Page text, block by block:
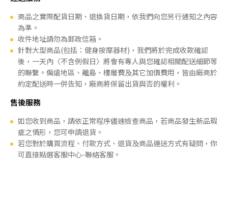
商品之實際配貨日期、退換貨日期，依我們向您另行通知之內容
為準。
收件地址請勿為郵政信箱。
針對大型商品(包括：健身按摩器材)，我們將於完成收款確認
後，一天內〈不含例假日〉將會有專人與您確認相關配送細節等
的聯繫。偏遠地區、離島、樓層費及其它加價費用，皆由廠商於
約定配送時一併告知，廠商將保留出貨與否的權利。
售後服務
如您收到商品，請依正常程序儘速檢查商品，若商品發生新品瑕
疵之情形，您可申請退貨。
若您對於購買流程、付款方式、退貨及商品運送方式有疑問，你
可直接點選客服中心-聯絡客服。